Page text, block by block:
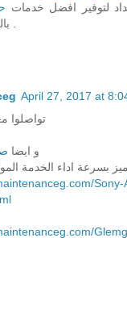
لتوفير افضل خدمات
April 27, 2017 at
تواصلوا
و ايضا